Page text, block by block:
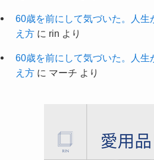
60歳を前にして気づいた。人生
え方に rin より
60歳を前にして気づいた。人生
え方に マーチ より